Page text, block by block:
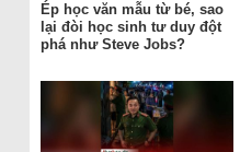
Ép học văn mẫu từ bé, sao
lại đòi học sinh tư duy đột
phá như Steve Jobs?